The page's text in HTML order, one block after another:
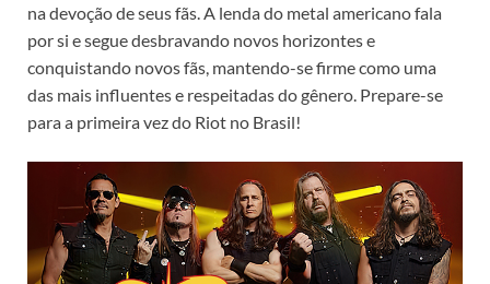
na devoção de seus fãs. A lenda do metal americano fala
por si e segue desbravando novos horizontes e
conquistando novos fãs, mantendo-se firme como uma
das mais influentes e respeitadas do gênero. Prepare-se
para a primeira vez do Riot no Brasil!